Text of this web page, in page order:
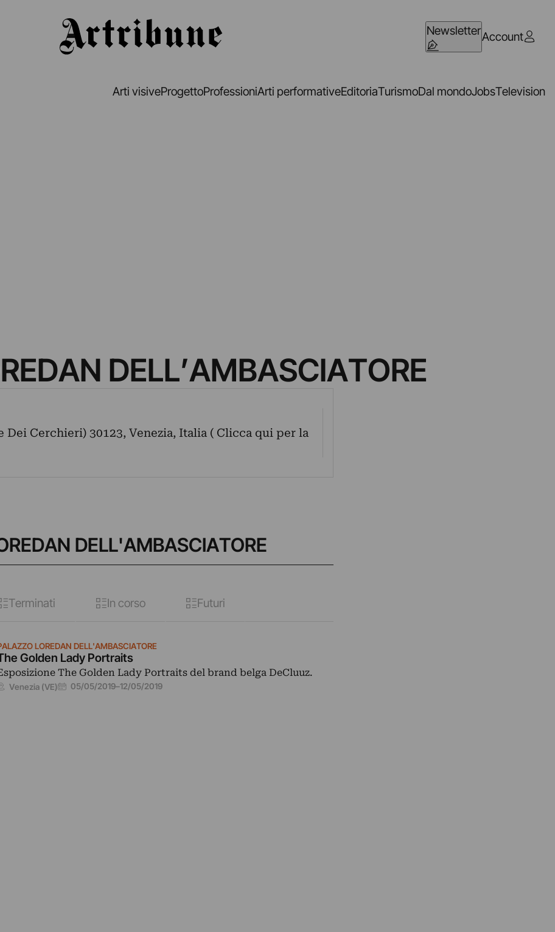
NewsletterAccount
Arti visiveProgettoProfessioniArti performativeEditoriaTurismoDal mondoJobsTelevision
DELL’AMBASCIATORE
Dei Cerchieri) 30123, Venezia, Italia ( Clicca qui per la
DELL'AMBASCIATORE
Terminati In corso Futuri
LOREDAN DELL'AMBASCIATORE
Golden Lady Portraits
The Golden Lady Portraits del brand belga DeCluuz.
Venezia (VE) 05/05/2019–12/05/2019